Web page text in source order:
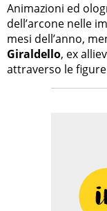
Animazioni ed
dell’arcone nelle
mesi dell’anno,
Giraldello, ex
attraverso le